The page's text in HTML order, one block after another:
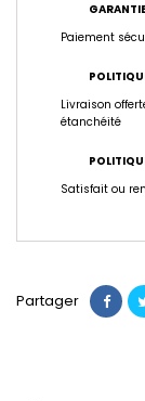
Paiement
Livraison
étanchéité
Satisfait ou
Partager